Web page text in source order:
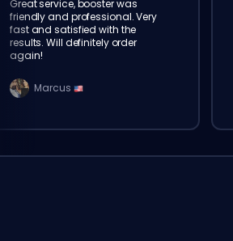
Great service, booster was
friendly and professional. Very
fast and satisfied with the
results. Will definitely order
again!
Marcus